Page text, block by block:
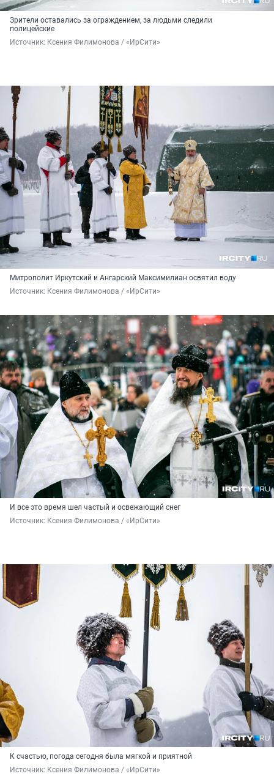
Зрители оставались за ограждением, за людьми следили
полицейские
Источник: Ксения Филимонова / «ИрСити»
Митрополит Иркутский и Ангарский Максимилиан освятил воду
Источник: Ксения Филимонова / «ИрСити»
И все это время шел частый и освежающий снег
Источник: Ксения Филимонова / «ИрСити»
К счастью, погода сегодня была мягкой и приятной
Источник: Ксения Филимонова / «ИрСити»